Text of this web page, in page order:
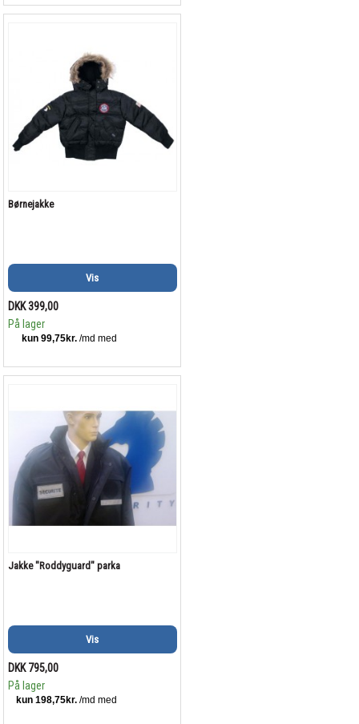
Børnejakke
Vis
DKK 399,00
På lager
Jakke "Roddyguard" parka
Vis
DKK 795,00
På lager